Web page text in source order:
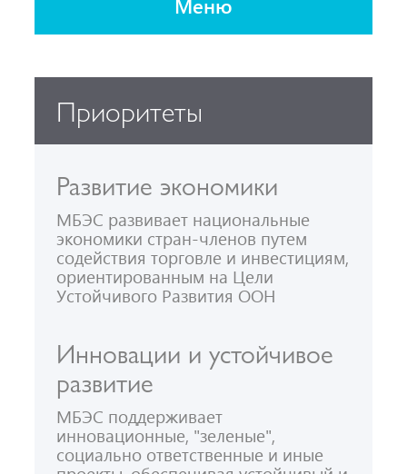
Приоритеты
Развитие экономики
МБЭС развивает национальные
экономики стран-членов путем
содействия торговле и инвестициям,
ориентированным на Цели
Устойчивого Развития ООН
Инновации и устойчивое
развитие
МБЭС поддерживает
инновационные, "зеленые",
социально ответственные и иные